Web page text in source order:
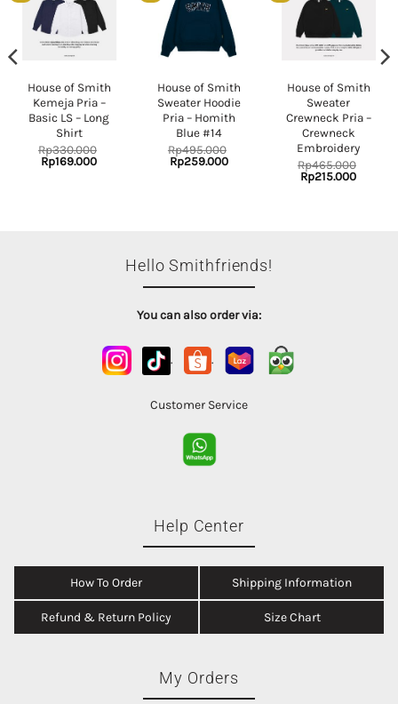
House of Smith
Kemeja Pria –
Basic LS – Long
Shirt
Rp330.000
Original
price
Rp169.000Current
House of Smith
Sweater Hoodie
Pria – Homith
Blue #14
Rp495.000
Original
price
Rp259.000Current
House of Smith
Sweater
Crewneck Pria –
Crewneck
Embroidery
Rp465.000
Original
price
Rp215.000Current
Hello Smithfriends!
You can also order via:
. .
Customer Service
Help Center
How To Order Shipping Information
Refund & Return Policy Size Chart
My Orders